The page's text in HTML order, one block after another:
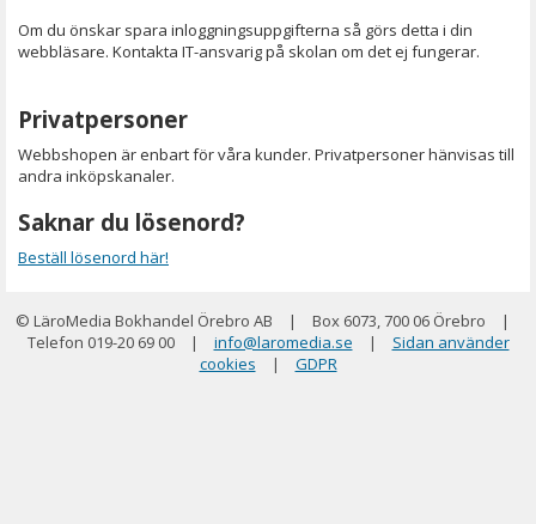
Om du önskar spara inloggningsuppgifterna så görs detta i din
webbläsare. Kontakta IT-ansvarig på skolan om det ej fungerar.
Privatpersoner
Webbshopen är enbart för våra kunder. Privatpersoner hänvisas till
andra inköpskanaler.
Saknar du lösenord?
Beställ lösenord här!
© LäroMedia Bokhandel Örebro AB | Box 6073, 700 06 Örebro
|
Telefon 019-20 69 00
| info@laromedia.se |
Sidan använder
cookies
| GDPR